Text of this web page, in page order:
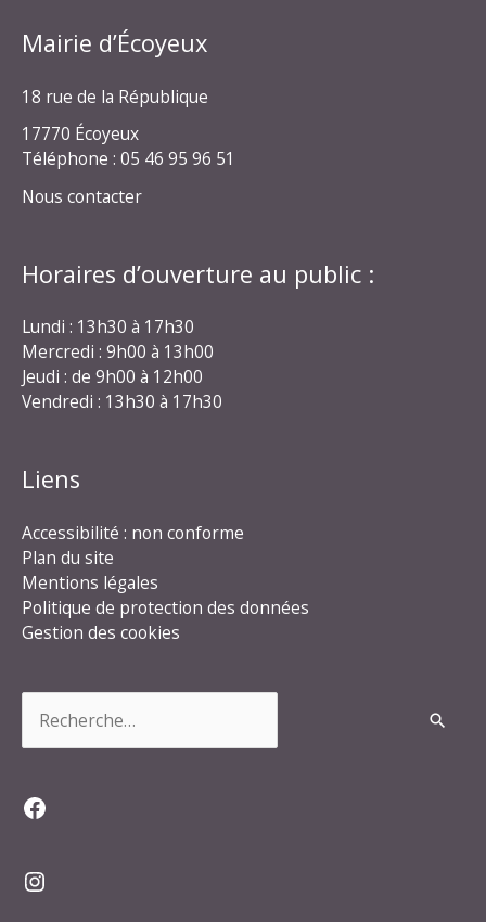
Mairie d’Écoyeux
18 rue de la République
17770 Écoyeux
Téléphone : 05 46 95 96 51
Nous contacter
Horaires d’ouverture au public :
Lundi : 13h30 à 17h30
Mercredi : 9h00 à 13h00
Jeudi : de 9h00 à 12h00
Vendredi : 13h30 à 17h30
Liens
Accessibilité : non conforme
Plan du site
Mentions légales
Politique de protection des données
Gestion des cookies
Facebook
Instagram